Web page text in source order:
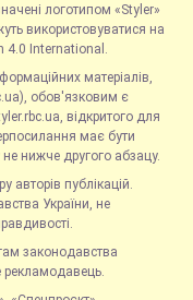
логотипом «Styler»
використовуватися на
4.0 International.
матеріалів,
обов'язковим є
відкритого для
має бути
не нижче другого абзацу.
авторів публікацій.
України, не
законодавства
рекламодавець.